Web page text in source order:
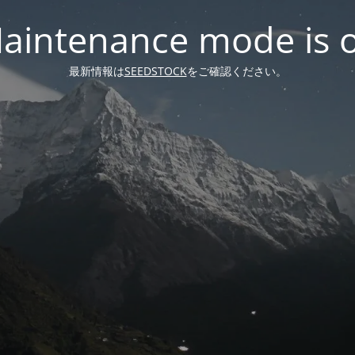
mode is
最新情報はSEEDSTOCKをご確認ください。